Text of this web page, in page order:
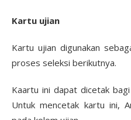
Kartu ujian
Kartu ujian digunakan
proses seleksi berikutnya.
Kaartu ini dapat dicetak
Untuk mencetak kartu ini,